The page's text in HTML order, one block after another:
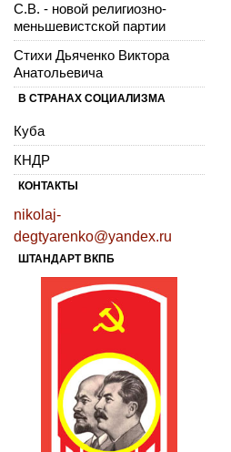
С.В. - новой религиозно-
меньшевистской партии
Стихи Дьяченко Виктора
Анатольевича
В СТРАНАХ СОЦИАЛИЗМА
Куба
КНДР
КОНТАКТЫ
nikolaj-
degtyarenko@yandex.ru
ШТАНДАРТ ВКПБ